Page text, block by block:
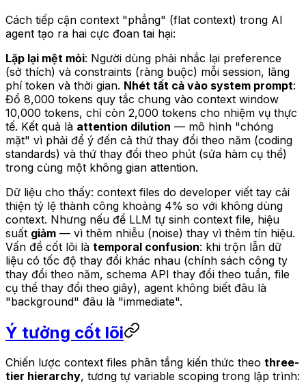
Cách tiếp cận context "phẳng" (flat context) trong AI
agent tạo ra hai cực đoan tai hại:
Lặp lại mệt mỏi: Người dùng phải nhắc lại preference
(sở thích) và constraints (ràng buộc) mỗi session, lãng
phí token và thời gian. Nhét tất cả vào system prompt:
Đổ 8,000 tokens quy tắc chung vào context window
10,000 tokens, chỉ còn 2,000 tokens cho nhiệm vụ thực
tế. Kết quả là attention dilution — mô hình "chóng
mặt" vì phải để ý đến cả thứ thay đổi theo năm (coding
standards) và thứ thay đổi theo phút (sửa hàm cụ thể)
trong cùng một không gian attention.
Dữ liệu cho thấy: context files do developer viết tay cải
thiện tỷ lệ thành công khoảng 4% so với không dùng
context. Nhưng nếu để LLM tự sinh context file, hiệu
suất giảm — vì thêm nhiễu (noise) thay vì thêm tín hiệu.
Vấn đề cốt lõi là temporal confusion: khi trộn lẫn dữ
liệu có tốc độ thay đổi khác nhau (chính sách công ty
thay đổi theo năm, schema API thay đổi theo tuần, file
cụ thể thay đổi theo giây), agent không biết đâu là
"background" đâu là "immediate".
Ý tưởng cốt lõi
Chiến lược context files phân tầng kiến thức theo three-
tier hierarchy, tương tự variable scoping trong lập trình: